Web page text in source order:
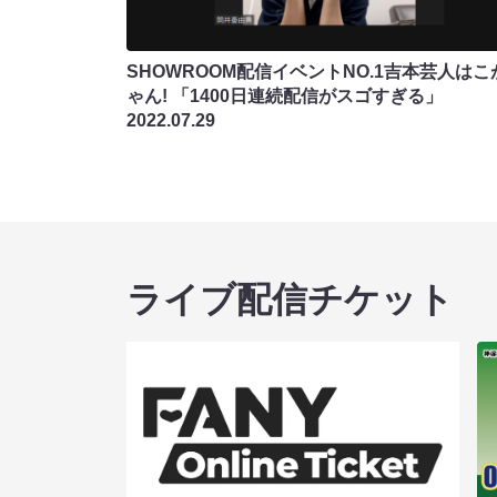
SHOWROOM配信イベントNO.1吉本芸人はこ
ゃん! 「1400日連続配信がスゴすぎる」
2022.07.29
ライブ配信チケット